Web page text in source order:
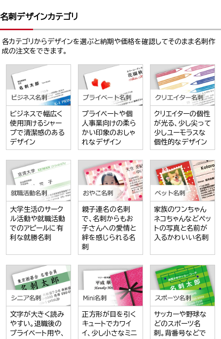
名刺デザインカテゴリ
各カテゴリからデザインを選ぶと納期や価格を確認してそのまま名刺作
成の注文をできます。
ビジネスで幅広く
使用頂けるシャー
プで清潔感のある
デザイン
プライベートや個
人事業向けの柔ら
かい印象のおしゃ
れなデザイン
クリエイターの個性
が光る、少し尖って
少しユーモラスな
個性的なデザイン
大学生活のサーク
ル活動や就職活動
でのアピールに有
利な就勝名刺
親子連名の名刺
で、名刺からもお
子さんへの愛情と
絆を感じられる名
刺
家族のワンちゃん
ネコちゃんなどペッ
トの写真と名前が
入るかわいい名刺
文字が大きく読み
やすい。退職後の
プライベート用や、
正方形が目を引く
キュートでカワイ
イ、少し小さなミニ
サッカーや野球な
どのスポーツ名
刺。背番号などで